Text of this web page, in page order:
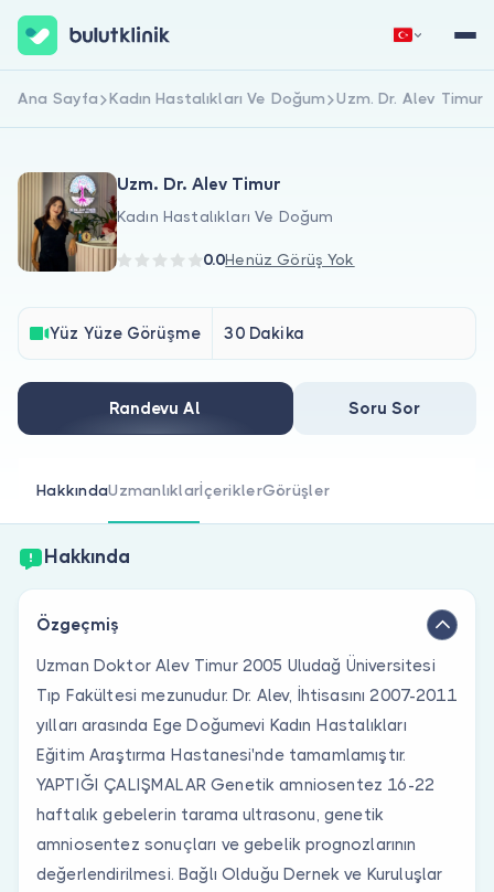
Hakkımızda
Hastalar için
Doktorlar için
Doktor musunuz?
Hemen Kaydol Giriş Yap
Ana Sayfa Kadın Hastalıkları Ve Doğum Uzm. Dr. Alev Timur
Uzm. Dr. Alev Timur
Kadın Hastalıkları Ve Doğum
0.0Henüz Görüş Yok
Yüz Yüze Görüşme 30 Dakika
Randevu Al Soru Sor
HakkındaUzmanlıklarİçeriklerGörüşler
Hakkında
Özgeçmiş
Uzman Doktor Alev Timur 2005 Uludağ Üniversitesi
Tıp Fakültesi mezunudur. Dr. Alev, İhtisasını 2007-2011
yılları arasında Ege Doğumevi Kadın Hastalıkları
Eğitim Araştırma Hastanesi'nde tamamlamıştır.
YAPTIĞI ÇALIŞMALAR Genetik amniosentez 16-22
haftalık gebelerin tarama ultrasonu, genetik
amniosentez sonuçları ve gebelik prognozlarının
değerlendirilmesi. Bağlı Olduğu Dernek ve Kuruluşlar